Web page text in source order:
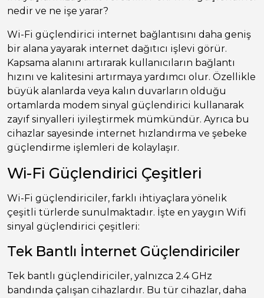
nedir ve ne işe yarar?
Wi-Fi güçlendirici internet bağlantısını daha geniş
bir alana yayarak internet dağıtıcı işlevi görür.
Kapsama alanını artırarak kullanıcıların bağlantı
hızını ve kalitesini artırmaya yardımcı olur. Özellikle
büyük alanlarda veya kalın duvarların olduğu
ortamlarda modem sinyal güçlendirici kullanarak
zayıf sinyalleri iyileştirmek mümkündür. Ayrıca bu
cihazlar sayesinde internet hızlandırma ve şebeke
güçlendirme işlemleri de kolaylaşır.
Wi-Fi Güçlendirici Çeşitleri
Wi-Fi güçlendiriciler, farklı ihtiyaçlara yönelik
çeşitli türlerde sunulmaktadır. İşte en yaygın Wifi
sinyal güçlendirici çeşitleri:
Tek Bantlı İnternet Güçlendiriciler
Tek bantlı güçlendiriciler, yalnızca 2.4 GHz
bandında çalışan cihazlardır. Bu tür cihazlar, daha